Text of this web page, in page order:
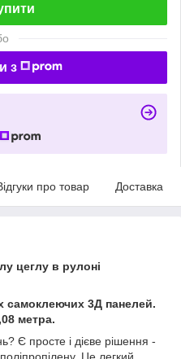
з
про товар Доставка
цеглу в рулоні
самоклеючих 3Д панелей.
метра.
Є просте і дієве рішення -
Це легкий,